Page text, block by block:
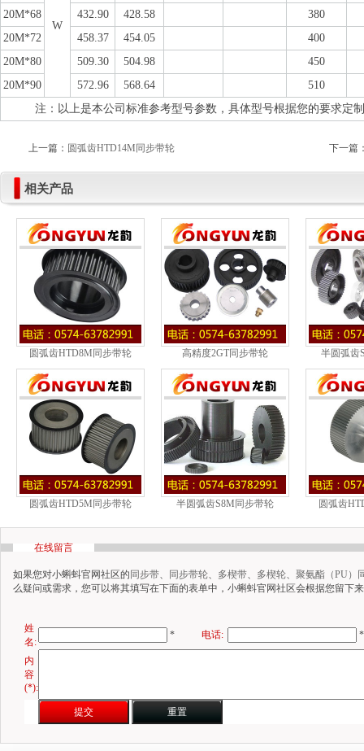
W
20M*68
432.90 428.58
380
20M*72
458.37 454.05
400
20M*80
509.30 504.98
450
20M*90
572.96 568.64
510
注：以上是本公司标准参考型号参数，具体型号根据您的要求定制
上一篇： 圆弧齿HTD14M同步带轮 下一篇
相关产品
圆弧齿HTD8M同步带轮 高精度2GT同步带轮 半圆弧齿
圆弧齿HTD5M同步带轮 半圆弧齿S8M同步带轮 圆弧齿
在线留言
如果您对小蝌蚪官网社区的 同步带、 同步带轮、 多楔带、 多楔轮、 聚氨酯（PU）
么疑问或需求，您可以将其填写在下面的表单中，小蝌蚪官网社区会根据您留下来
姓
名:
* 电话: *
内
容
(*):